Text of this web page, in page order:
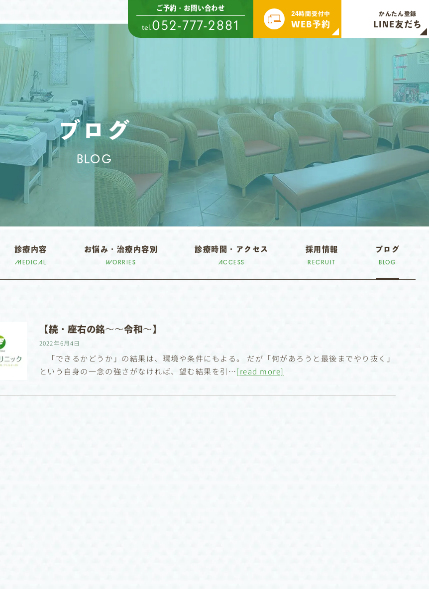
ご予約・お問い合わせ
tel.052-777-2881
24時間受付中
WEB予約
かんたん登録
LINE友だち
ブログ
BLOG
診療内容
MEDICAL
お悩み・治療内容別
WORRIES
診療時間・アクセス
ACCESS
採用情報
RECRUIT
ブログ
BLOG
【続・座右の銘〜〜令和〜】
2022年6月4日
「できるかどうか」の結果は、環境や条件にもよる。 だが「何があろうと最後までやり抜く」
という自身の一念の強さがなければ、望む結果を引…[read more]